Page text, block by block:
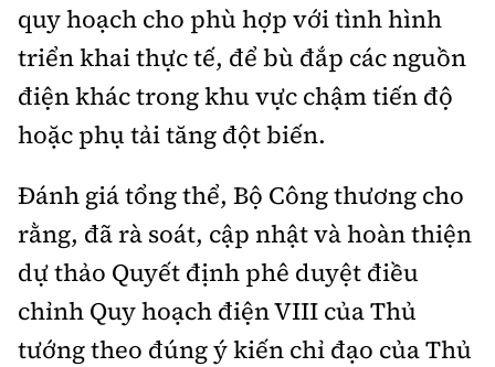
quy hoạch cho phù hợp với tình hình
triển khai thực tế, để bù đắp các nguồn
điện khác trong khu vực chậm tiến độ
hoặc phụ tải tăng đột biến.
Đánh giá tổng thể, Bộ Công thương cho
rằng, đã rà soát, cập nhật và hoàn thiện
dự thảo Quyết định phê duyệt điều
chỉnh Quy hoạch điện VIII của Thủ
tướng theo đúng ý kiến chỉ đạo của Thủ